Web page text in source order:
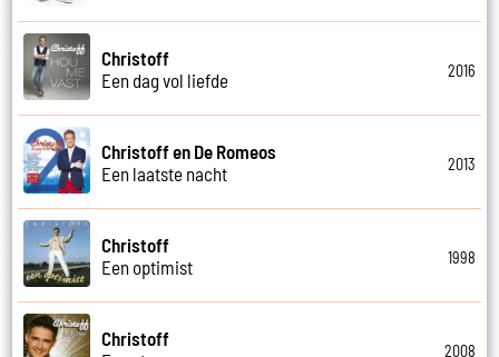
Christoff
Een dag vol liefde
2016
Christoff en De Romeos
Een laatste nacht
2013
Christoff
Een optimist
1998
Christoff
2008